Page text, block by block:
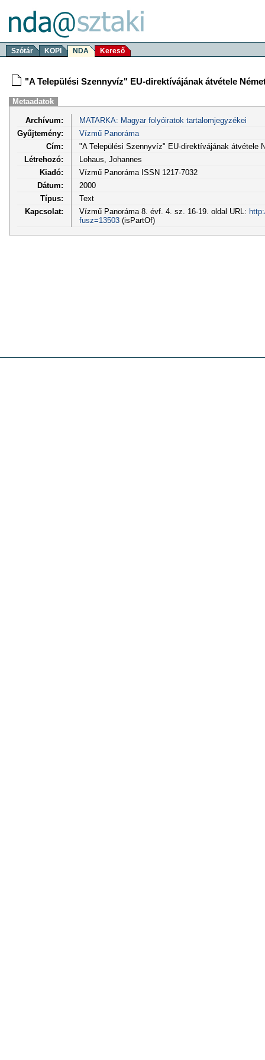
Szótár KOPI NDA Kereső
"A Települési Szennyvíz" EU-direktívájának átvétele
Metaadatok
Archívum:
MATARKA: Magyar folyóiratok tartalomjegyzékei
Gyűjtemény:
Vízmű Panoráma
Cím:
"A Települési Szennyvíz" EU-direktívájának átvétele
Létrehozó:
Lohaus, Johannes
Kiadó:
Vízmű Panoráma ISSN 1217-7032
Dátum:
2000
Típus:
Text
Kapcsolat:
Vízmű Panoráma 8. évf. 4. sz. 16-19. oldal URL:
fusz=13503(isPartOf)